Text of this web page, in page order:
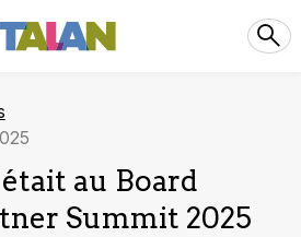
au Board
Summit 2025